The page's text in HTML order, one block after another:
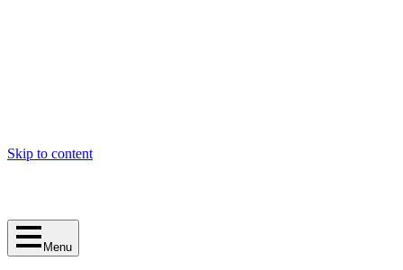
Skip to content
Menu